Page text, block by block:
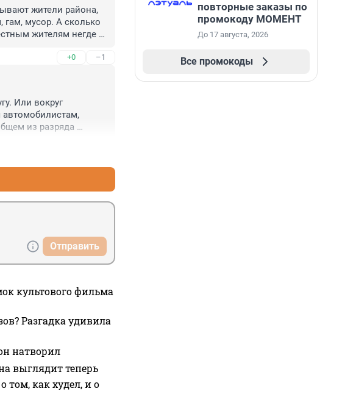
жители района,
гам, мусор. А сколько
жителям негде
машины.И так из
месте,чтобы и овцы
+0 –1
Или вокруг
автомобилистам,
из разряда
Отправить
культового фильма
Разгадка удивила
натворил
выглядит теперь
том, как худел, и о
повторные заказы по
промокоду МОМЕНТ
До 17 августа, 2026
Все промокоды